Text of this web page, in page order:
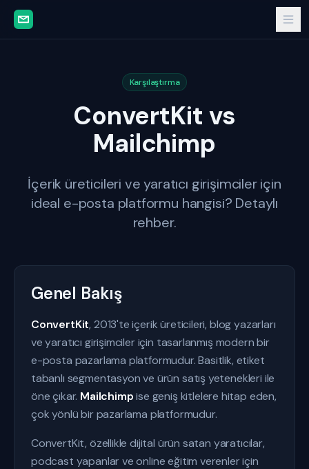
Karşılaştırma
ConvertKit vs
Mailchimp
İçerik üreticileri ve yaratıcı girişimciler için
ideal e-posta platformu hangisi? Detaylı
rehber.
Genel Bakış
ConvertKit, 2013'te içerik üreticileri, blog yazarları
ve yaratıcı girişimciler için tasarlanmış modern bir
e-posta pazarlama platformudur. Basitlik, etiket
tabanlı segmentasyon ve ürün satış yetenekleri ile
öne çıkar. Mailchimpise geniş kitlelere hitap eden,
çok yönlü bir pazarlama platformudur.
ConvertKit, özellikle dijital ürün satan yaratıcılar,
podcast yapanlar ve online eğitim verenler için